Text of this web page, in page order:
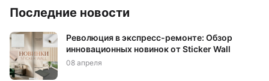
Последние новости
Революция в экспресс-ремонте: Обзор
инновационных новинок от Sticker Wall
08 апреля